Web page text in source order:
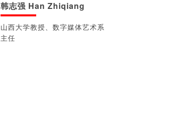
韩志强 Han Zhiqiang
山西大学教授、数字媒体艺术系
主任